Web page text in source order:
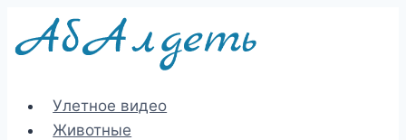
Перейти
Улетное видео
Животные